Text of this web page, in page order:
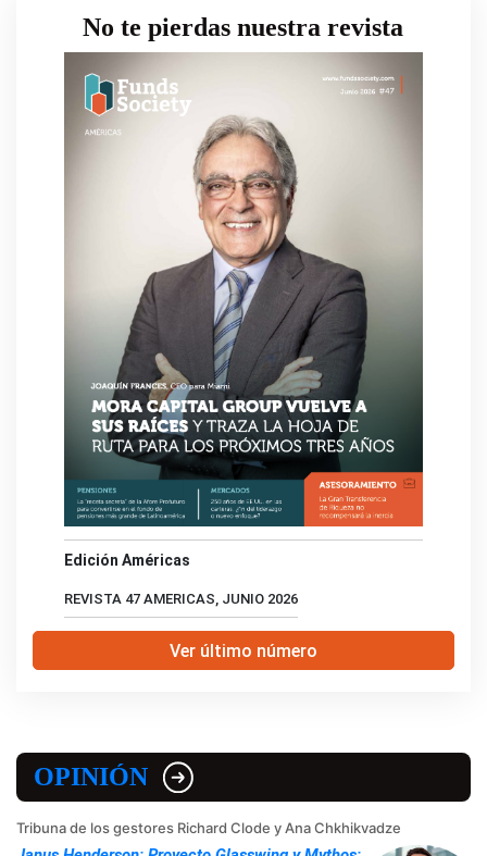
No te pierdas nuestra revista
Edición Américas
REVISTA 47 AMERICAS, JUNIO 2026
Ver último número
OPINIÓN
Tribuna de los gestores Richard Clode y Ana Chkhikvadze